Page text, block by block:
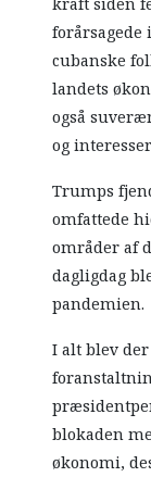
forårsagede
cubanske
landets
også
og
Trumps
omfattede
områder af
dagligdag
pandemien.
I alt blev
blokaden
økonomi,